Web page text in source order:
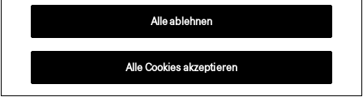
Haftungsausschluss: Die Verfügbarkeit von Fahrzeugmodellen, Optionen,
Spezifikationen und Farben kann je nach Markt variieren und Zeekr behält sich das
Nutzungsbedingungen von Zeekr.
Alle ablehnen
Alle Cookies akzeptieren